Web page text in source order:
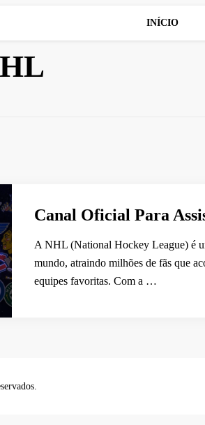
INÍCIO
Canal Oficial Para
A NHL (National Hockey League) é
mundo, atraindo milhões de fãs que
equipes favoritas. Com a …